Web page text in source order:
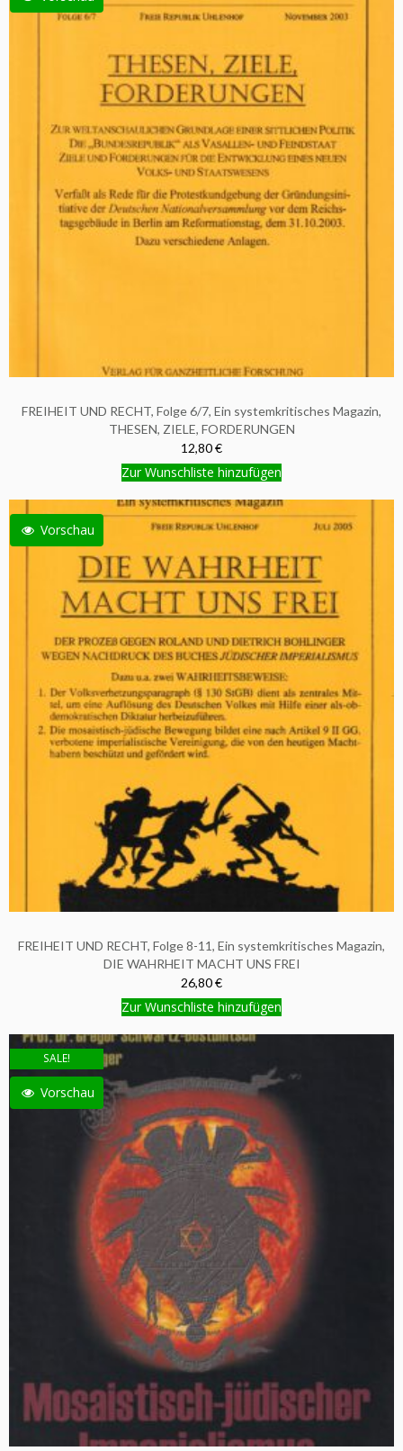
FREIHEIT UND RECHT, Folge 6/7, Ein systemkritisches Magazin,
THESEN, ZIELE, FORDERUNGEN
12,80 €
Zur Wunschliste hinzufügen
Vorschau
FREIHEIT UND RECHT, Folge 8-11, Ein systemkritisches Magazin,
DIE WAHRHEIT MACHT UNS FREI
26,80 €
Zur Wunschliste hinzufügen
SALE!
Vorschau